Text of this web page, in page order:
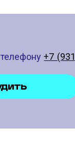
телефону+7